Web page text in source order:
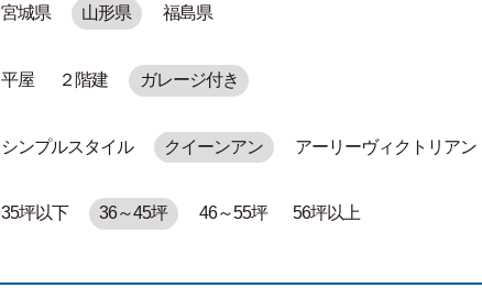
宮城県 山形県 福島県
平屋 ２階建 ガレージ付き
シンプルスタイル クイーンアン アーリーヴィクトリアン
35坪以下 36～45坪 46～55坪 56坪以上